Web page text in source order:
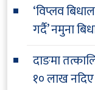
‘विप्लव
गर्दै’ नमुना
दाङमा
१० लाख